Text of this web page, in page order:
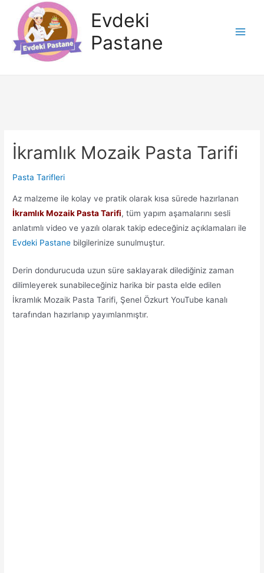
Evdeki
Pastane
İkramlık Mozaik Pasta Tarifi
Pasta Tarifleri
Az malzeme ile kolay ve pratik olarak kısa sürede hazırlanan
İkramlık Mozaik Pasta Tarifi, tüm yapım aşamalarını sesli
anlatımlı video ve yazılı olarak takip edeceğiniz açıklamaları ile
Evdeki Pastane bilgilerinize sunulmuştur.
Derin dondurucuda uzun süre saklayarak dilediğiniz zaman
dilimleyerek sunabileceğiniz harika bir pasta elde edilen
İkramlık Mozaik Pasta Tarifi, Şenel Özkurt YouTube kanalı
tarafından hazırlanıp yayımlanmıştır.